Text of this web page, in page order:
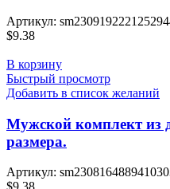
Артикул:
$9.38
В корзину
Быстрый просмотр
Добавить в список желаний
Мужской комплект из
размера.
Артикул: